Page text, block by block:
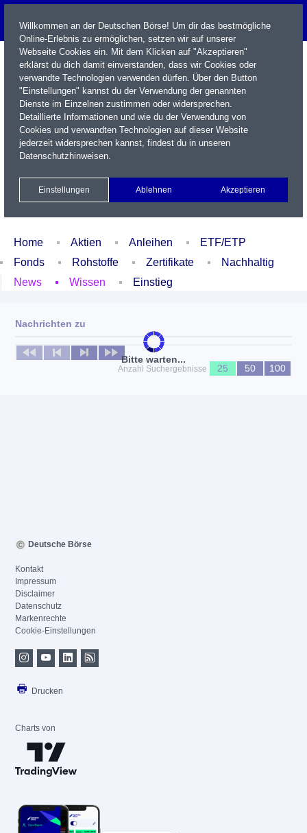
Name / WKN / ISIN / Kürzel
Xetra Realtime
Watchlist Portfolio Login
Home Aktien Anleihen
ETF/ETP
Fonds
Rohstoffe Zertifikate
Nachhaltig
News
Wissen Einstieg
Bitte warten...
Nachrichten zu
Keine News verfügbar
Anzahl Suchergebnisse
25 50 100
Willkommen an der Deutschen Börse! Um dir das bestmögliche
Online-Erlebnis zu ermöglichen, setzen wir auf unserer
Webseite Cookies ein. Mit dem Klicken auf "Akzeptieren"
erklärst du dich damit einverstanden, dass wir Cookies oder
verwandte Technologien verwenden dürfen. Über den Button
"Einstellungen" kannst du der Verwendung der genannten
Dienste im Einzelnen zustimmen oder widersprechen.
Detaillierte Informationen und wie du der Verwendung von
Cookies und verwandten Technologien auf dieser Website
jederzeit widersprechen kannst, findest du in unseren
Datenschutzhinweisen.
Einstellungen Ablehnen Akzeptieren
Deutsche Börse
Kontakt
Impressum
Disclaimer
Datenschutz
Markenrechte
Cookie-Einstellungen
Drucken
Charts von